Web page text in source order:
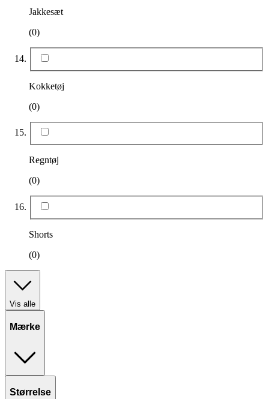
Jakkesæt
(0)
Kokketøj
(0)
Regntøj
(0)
Shorts
(0)
Vis alle
Mærke
Størrelse